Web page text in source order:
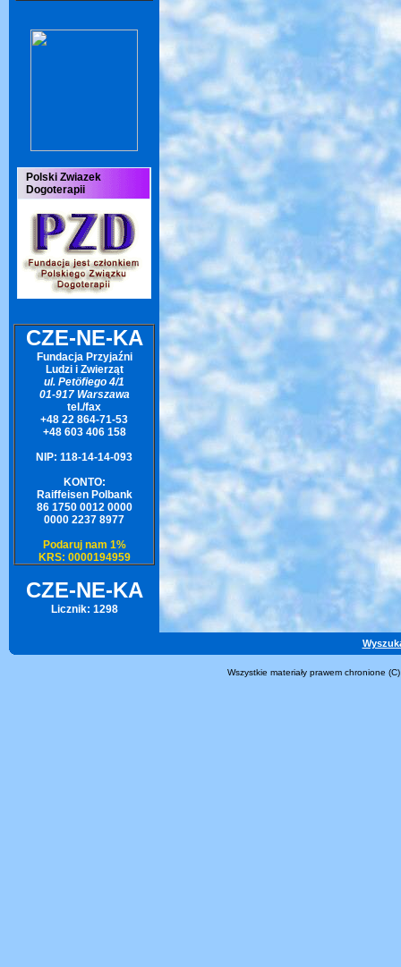
Polski Zwiazek
Dogoterapii
CZE-NE-KA
Fundacja Przyjaźni
Ludzi i Zwierząt
ul. Petöfiego 4/1
01-917 Warszawa
tel./fax
+48 22 864-71-53
+48 603 406 158
NIP: 118-14-14-093
KONTO:
Raiffeisen Polbank
86 1750 0012 0000
0000 2237 8977
Podaruj nam 1%
KRS: 0000194959
CZE-NE-KA
Licznik: 1298
Wszystkie materiały prawem chronione